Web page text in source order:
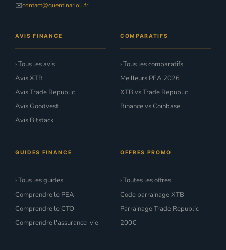
✉️contact@quentinarioli.fr
AVIS FINANCE
› Tous les avis
Avis XTB
Avis Trade Republic
Avis Goodvest
Avis Bitstack
COMPARATIFS
› Tous les comparatifs
Meilleurs PEA 2026
XTB vs Trade Republic
Binance vs Coinbase
GUIDES FINANCE
› Tous les guides
Comprendre le PEA
Comprendre le CTO
Comprendre l'assurance-vie
OFFRES PROMO
› Toutes les offres
Code parrainage XTB
Parrainage Trade Republic
200€